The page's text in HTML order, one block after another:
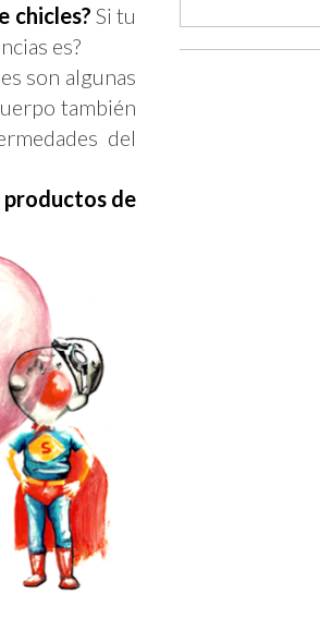
chicles? Si tu
es?
son algunas
también
del
productos de